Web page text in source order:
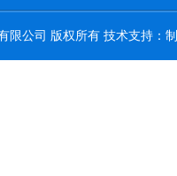
限公司 版权所有 技术支持：